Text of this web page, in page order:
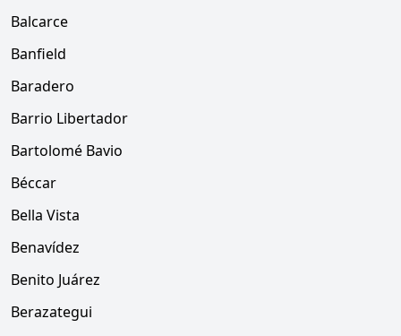
Balcarce
Banfield
Baradero
Barrio Libertador
Bartolomé Bavio
Béccar
Bella Vista
Benavídez
Benito Juárez
Berazategui